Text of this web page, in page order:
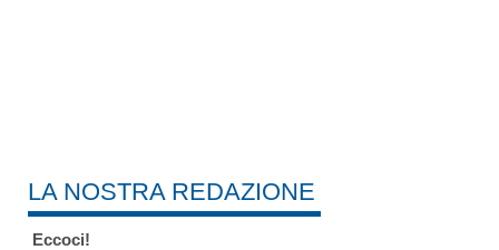
LA NOSTRA REDAZIONE
Eccoci!